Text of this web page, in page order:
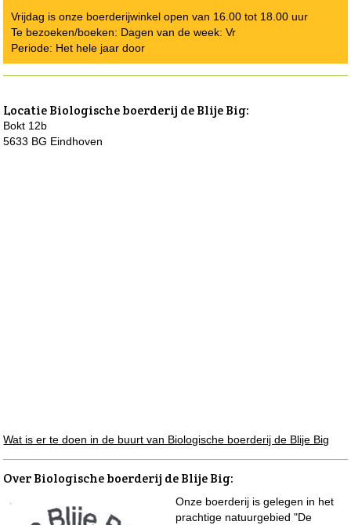
Vrijdag is onze boerderijwinkel open van 16.00 tot 18.00 uur
Te bezoeken/boeken: Dagen van de week: Vr
Periode: Het hele jaar door
LocatieBiologische boerderij de Blije Big:
Bokt 12b
5633 BG Eindhoven
Wat is er te doen in de buurt van Biologische boerderij de Blije Big
Over Biologische boerderij de Blije Big:
Onze boerderij is gelegen in het
prachtige natuurgebied "De